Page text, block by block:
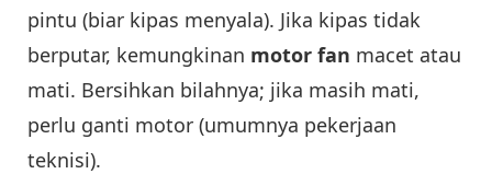
pintu (biar kipas menyala). Jika kipas tidak
berputar, kemungkinan motor fan macet atau
mati. Bersihkan bilahnya; jika masih mati,
perlu ganti motor (umumnya pekerjaan
teknisi).